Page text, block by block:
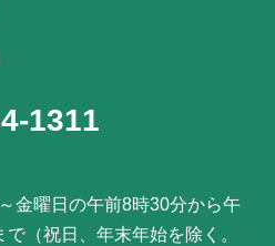
1311
金曜日の午前8時30分から午
で（祝日、年末年始を除く。